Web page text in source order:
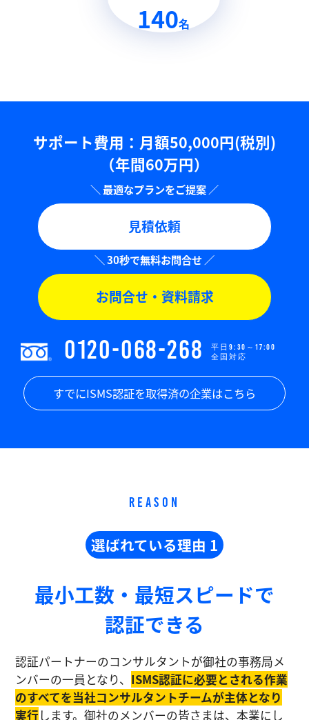
140名
サポート費用：⽉額50,000円(税別)
（年間60万円）
見積依頼
お問合せ・資料請求
0120-068-268
平日9:30～17:00
全国対応
すでにISMS認証を取得済の企業はこちら
REASON
選ばれている理由 1
最小工数・最短スピードで
認証できる
認証パートナーのコンサルタントが御社の事務局メ
ンバーの一員となり、 ISMS認証に必要とされる作業
のすべてを当社コンサルタントチームが主体となり
実⾏ します。御社のメンバーの皆さまは、本業にし